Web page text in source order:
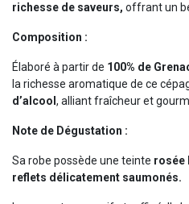
richesse de saveurs, offrant un
Composition :
Élaboré à partir de 100% de
la richesse aromatique de ce
d’alcool , alliant fraîcheur et
Note de Dégustation :
Sa robe possède une teinte rosée
reflets délicatement saumonés.